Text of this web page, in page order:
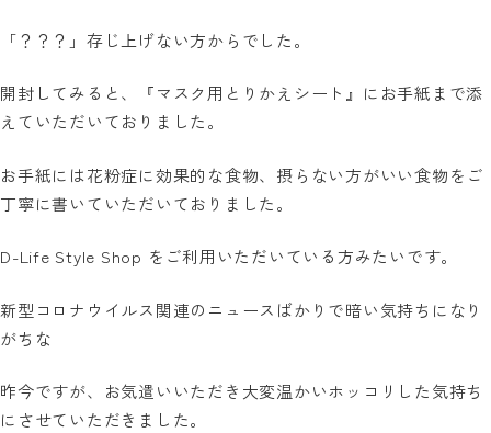
「？？？」存じ上げない方からでした。
開封してみると、『マスク用とりかえシート』にお手紙まで添
えていただいておりました。
お手紙には花粉症に効果的な食物、摂らない方がいい食物をご
丁寧に書いていただいておりました。
D-Life Style Shop をご利用いただいている方みたいです。
新型コロナウイルス関連のニュースばかりで暗い気持ちになり
がちな
昨今ですが、お気遣いいただき大変温かいホッコリした気持ち
にさせていただきました。